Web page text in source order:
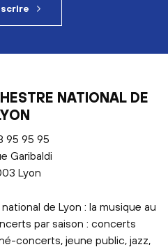
NATIONAL DE
95 95 95
Garibaldi
Lyon
de Lyon : la musique au
par saison : concerts
concerts, jeune public, jazz,